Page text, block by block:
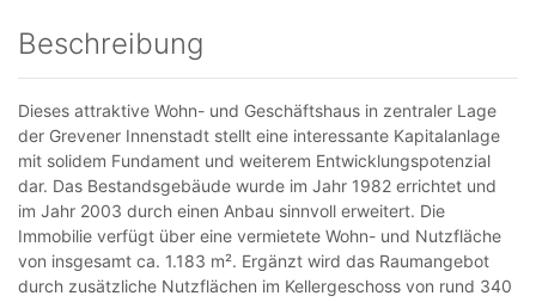
Beschreibung
Dieses attraktive Wohn- und Geschäftshaus in zentraler Lage
der Grevener Innenstadt stellt eine interessante Kapitalanlage
mit solidem Fundament und weiterem Entwicklungspotenzial
dar. Das Bestandsgebäude wurde im Jahr 1982 errichtet und
im Jahr 2003 durch einen Anbau sinnvoll erweitert. Die
Immobilie verfügt über eine vermietete Wohn- und Nutzfläche
von insgesamt ca. 1.183 m². Ergänzt wird das Raumangebot
durch zusätzliche Nutzflächen im Kellergeschoss von rund 340